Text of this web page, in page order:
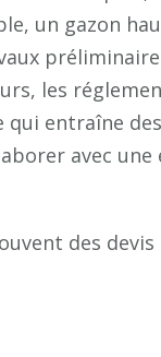
en
un gazon
les
qui entraîne
avec
des devis